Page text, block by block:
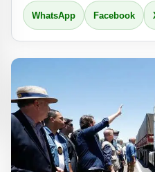
WhatsApp Facebook